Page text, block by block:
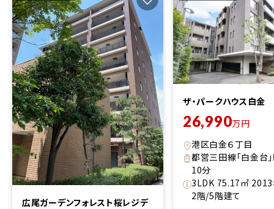
広尾ガーデンフォレスト桜レジデ
ザ・パークハウス白金
26,990万円
港区白金６丁目
都営三田線「白金台
10分
3LDK 75.17㎡
2階/5階建て